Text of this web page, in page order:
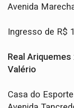
Avenida
Ingresso de R$
Real Ariquemes
Valério
Casa do Esporte